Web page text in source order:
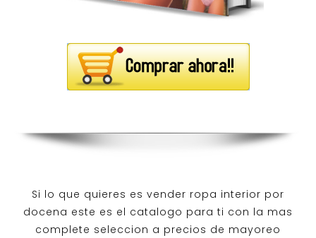
Si lo que quieres es vender ropa interior por
docena este es el catalogo para ti con la mas
complete seleccion a precios de mayoreo